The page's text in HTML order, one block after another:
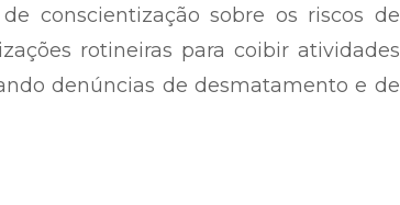
conscientização sobre os riscos de
rotineiras para coibir atividades
denúncias de desmatamento e de